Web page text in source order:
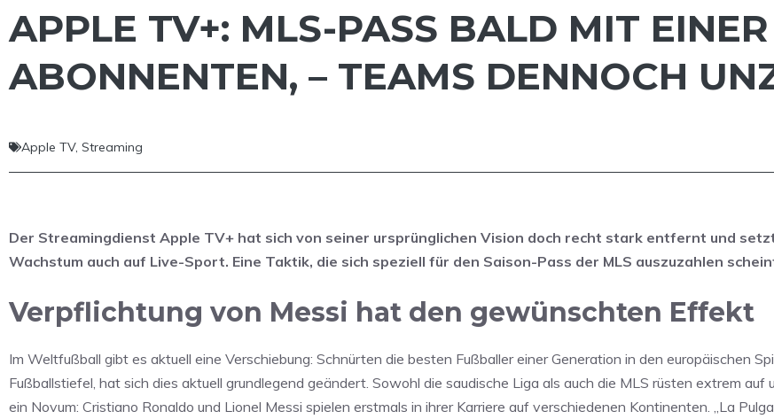
APPLE TV+: MLS-PASS BALD MIT
ABONNENTEN, – TEAMS DENNOCH
Apple TV, Streaming
Der Streamingdienst Apple TV+ hat sich von seiner ursprünglichen Vision doch recht stark entfernt und
Wachstum auch auf Live-Sport. Eine Taktik, die sich speziell für den Saison-Pass der MLS auszuzahlen
Verpflichtung von Messi hat den gewünschten Effekt
Im Weltfußball gibt es aktuell eine Verschiebung: Schnürten die besten Fußballer einer Generation in den europäischen
Fußballstiefel, hat sich dies aktuell grundlegend geändert. Sowohl die saudische Liga als auch die MLS rüsten extrem auf
ein Novum: Cristiano Ronaldo und Lionel Messi spielen erstmals in ihrer Karriere auf verschiedenen Kontinenten. „La